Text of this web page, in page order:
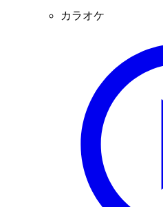
カラオケ